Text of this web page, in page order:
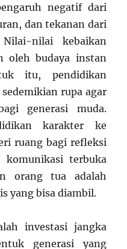
negatif dari
dan tekanan dari
nilai kebaikan
oleh budaya instan
itu, pendidikan
rupa agar
generasi muda.
karakter ke
ruang bagi refleksi
komunikasi terbuka
orang tua adalah
yang bisa diambil.
investasi jangka
generasi yang